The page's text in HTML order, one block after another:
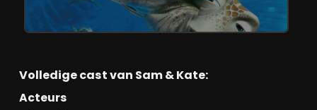
Volledige cast van Sam & Kate:
Acteurs